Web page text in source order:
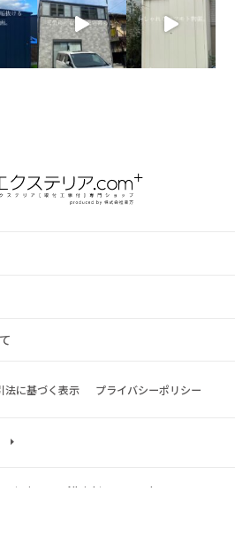
法に基づく表示 プライバシーポリシー
exterior.com All rights reserved.